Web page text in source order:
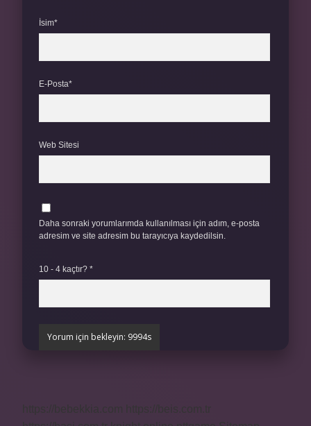
İsim*
E-Posta*
Web Sitesi
Daha sonraki yorumlarımda kullanılması için adım, e-posta
adresim ve site adresim bu tarayıcıya kaydedilsin.
10 - 4 kaçtır? *